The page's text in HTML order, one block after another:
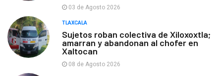
03 de Agosto 2026
TLAXCALA
Sujetos roban colectiva de Xiloxoxtla;
amarran y abandonan al chofer en
Xaltocan
08 de Agosto 2026